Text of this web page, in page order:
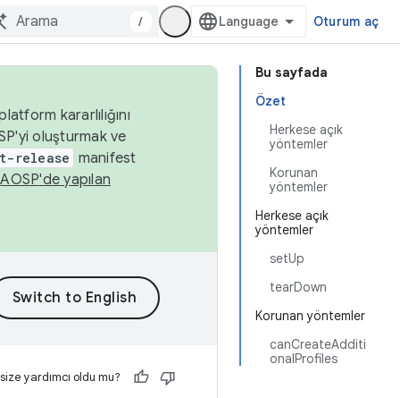
/ Oturum aç
Bu sayfada
Özet
Herkese açık
yöntemler
Korunan
yöntemler
Herkese açık
yöntemler
setUp
tearDown
Korunan yöntemler
canCreateAdditi
onalProfiles
kararlılığını
oluşturmak ve
release manifest
AOSP'de yapılan
yardımcı oldu mu?